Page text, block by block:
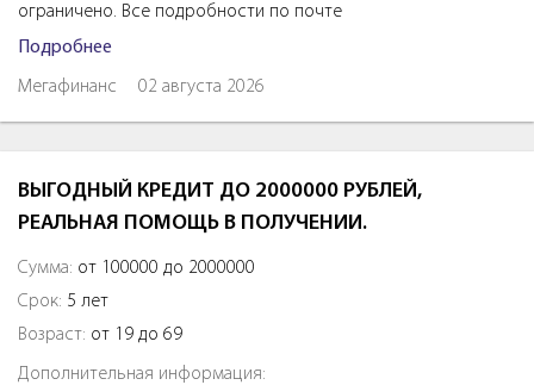
ограничено. Все подробности по почте
Подробнее
Мегафинанс 02 августа 2026
ВЫГОДНЫЙ КРЕДИТ ДО 2000000 РУБЛЕЙ,
РЕАЛЬНАЯ ПОМОЩЬ В ПОЛУЧЕНИИ.
Сумма: от 100000 до 2000000
Срок: 5 лет
Возраст: от 19 до 69
Дополнительная информация: